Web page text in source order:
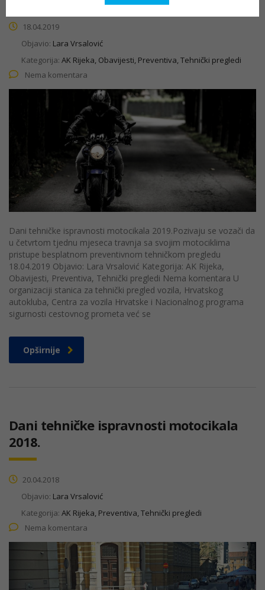
18.04.2019
Objavio: Lara Vrsalović
Kategorija: AK Rijeka, Obavijesti, Preventiva, Tehnički pregledi
Nema komentara
Dani tehničke ispravnosti motocikala 2019.Pozivaju se vozači da
u četvrtom tjednu mjeseca travnja sa svojim motociklima
pristupe besplatnom preventivnom tehničkom pregledu
18.04.2019 Objavio: Lara Vrsalović Kategorija: AK Rijeka,
Obavijesti, Preventiva, Tehnički pregledi Nema komentara U
organizaciji stanica za tehnički pregled vozila, Hrvatskog
autokluba, Centra za vozila Hrvatske i Nacionalnog programa
sigurnosti cestovnog prometa već se
Opširnije
Dani tehničke ispravnosti motocikala
2018.
20.04.2018
Objavio: Lara Vrsalović
Kategorija: AK Rijeka, Preventiva, Tehnički pregledi
Nema komentara